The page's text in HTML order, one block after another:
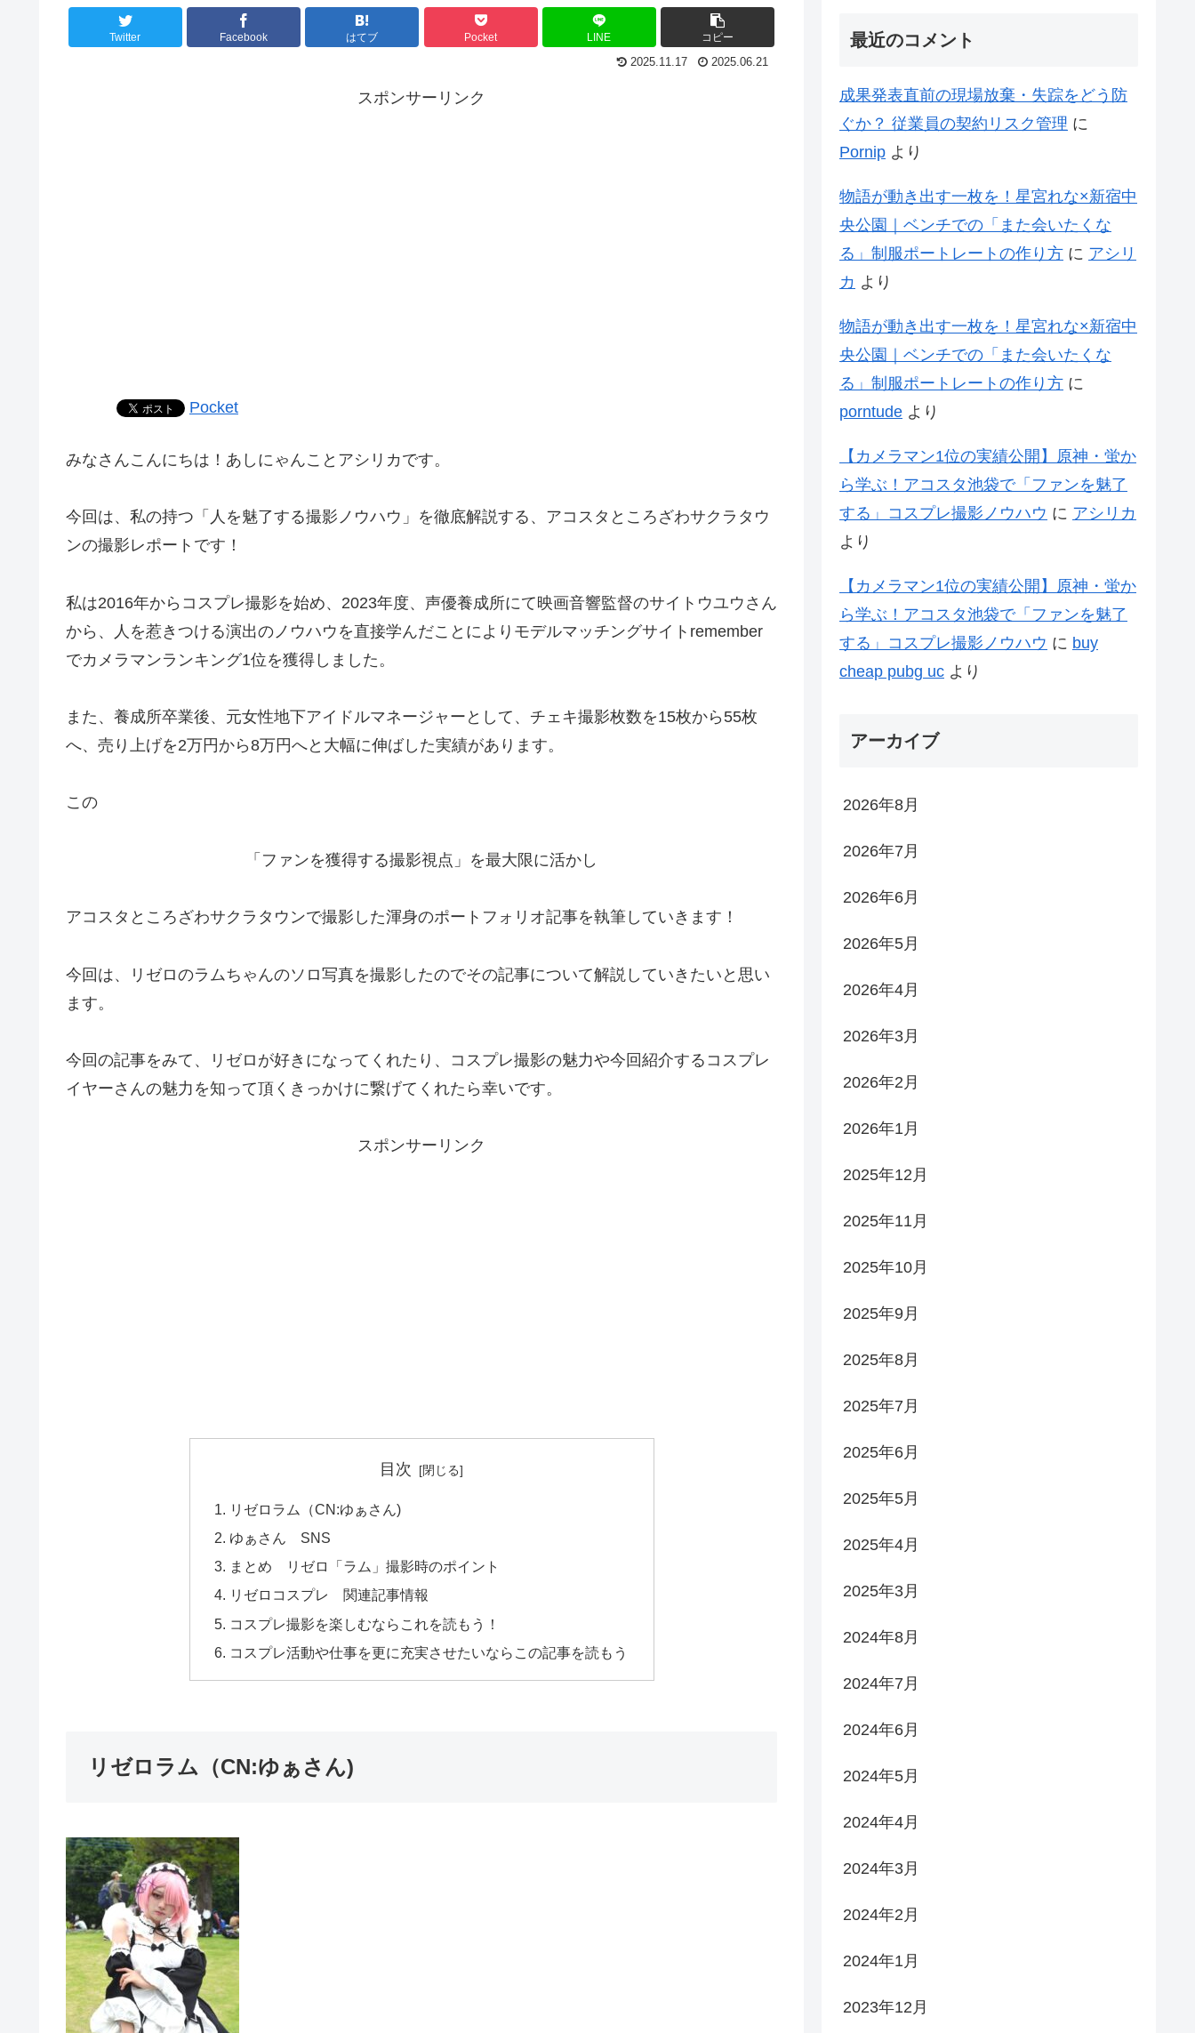
Twitter Facebook はてブ Pocket LINE コピー
2025.11.17 2025.06.21
スポンサーリンク
Pocket
みなさんこんにちは！あしにゃんことアシリカです。
今回は、私の持つ「人を魅了する撮影ノウハウ」を徹底解説する、アコスタところざわサクラタウ
ンの撮影レポートです！
私は2016年からコスプレ撮影を始め、2023年度、声優養成所にて映画音響監督のサイトウユウさん
から、人を惹きつける演出のノウハウを直接学んだことによりモデルマッチングサイトremember
でカメラマンランキング1位を獲得しました。
また、養成所卒業後、元女性地下アイドルマネージャーとして、チェキ撮影枚数を15枚から55枚
へ、売り上げを2万円から8万円へと大幅に伸ばした実績があります。
この
「ファンを獲得する撮影視点」を最大限に活かし
アコスタところざわサクラタウンで撮影した渾身のポートフォリオ記事を執筆していきます！
今回は、リゼロのラムちゃんのソロ写真を撮影したのでその記事について解説していきたいと思い
ます。
今回の記事をみて、リゼロが好きになってくれたり、コスプレ撮影の魅力や今回紹介するコスプレ
イヤーさんの魅力を知って頂くきっかけに繋げてくれたら幸いです。
スポンサーリンク
目次
リゼロラム（CN:ゆぁさん)
ゆぁさん SNS
まとめ リゼロ「ラム」撮影時のポイント
リゼロコスプレ 関連記事情報
コスプレ撮影を楽しむならこれを読もう！
コスプレ活動や仕事を更に充実させたいならこの記事を読もう
リゼロラム（CN:ゆぁさん)
最近のコメント
成果発表直前の現場放棄・失踪をどう防
ぐか？ 従業員の契約リスク管理 に
Pornip より
物語が動き出す一枚を！星宮れな×新宿中
央公園｜ベンチでの「また会いたくな
る」制服ポートレートの作り方 に アシリ
カ より
物語が動き出す一枚を！星宮れな×新宿中
央公園｜ベンチでの「また会いたくな
る」制服ポートレートの作り方 に
porntude より
【カメラマン1位の実績公開】原神・蛍か
ら学ぶ！アコスタ池袋で「ファンを魅了
する」コスプレ撮影ノウハウ に アシリカ
より
【カメラマン1位の実績公開】原神・蛍か
ら学ぶ！アコスタ池袋で「ファンを魅了
する」コスプレ撮影ノウハウ に buy
cheap pubg uc より
アーカイブ
2026年8月
2026年7月
2026年6月
2026年5月
2026年4月
2026年3月
2026年2月
2026年1月
2025年12月
2025年11月
2025年10月
2025年9月
2025年8月
2025年7月
2025年6月
2025年5月
2025年4月
2025年3月
2024年8月
2024年7月
2024年6月
2024年5月
2024年4月
2024年3月
2024年2月
2024年1月
2023年12月